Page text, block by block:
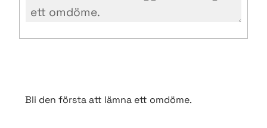
Bli den första att lämna ett omdöme.